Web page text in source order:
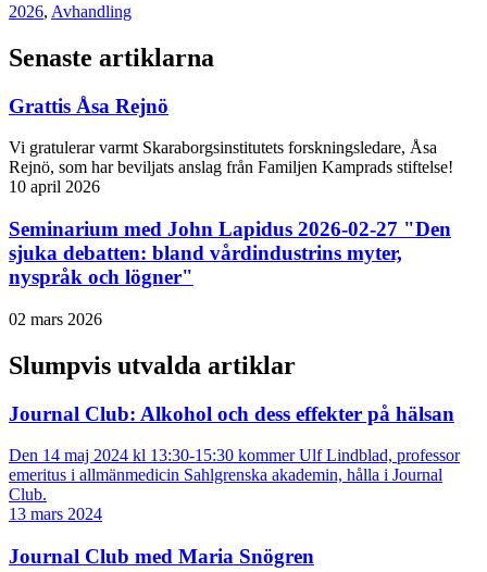
2026, Avhandling
Senaste artiklarna
Grattis Åsa Rejnö
Vi gratulerar varmt Skaraborgsinstitutets forskningsledare, Åsa
Rejnö, som har beviljats anslag från Familjen Kamprads stiftelse!
10 april 2026
Seminarium med John Lapidus 2026-02-27 "Den
sjuka debatten: bland vårdindustrins myter,
nyspråk och lögner"
02 mars 2026
Slumpvis utvalda artiklar
Journal Club: Alkohol och dess effekter på hälsan
Den 14 maj 2024 kl 13:30-15:30 kommer Ulf Lindblad, professor
emeritus i allmänmedicin Sahlgrenska akademin, hålla i Journal
Club.
13 mars 2024
Journal Club med Maria Snögren